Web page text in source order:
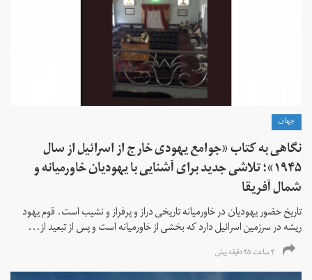
جهان
نگاهی به کتاب «جوامع یهودی خارج از اسرائیل از سال
۱۹۴۵»؛ تلاشی جدید برای آشنایی با یهودیان خاورمیانه و
شمال آفریقا
تاریخ حضور یهودیان در خاورمیانه تاریخی دراز و پرفراز و نشیب است. قوم یهود
ریشه در سرزمین اسرائیل دارد که بخشی از خاورمیانه است و پس از تبعید از...
۴ ساعت ۲۵ دقیقه پیش